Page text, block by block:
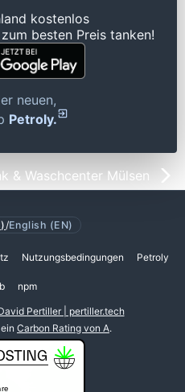
kostenlos
besten Preis tanken!
neuen,
Petroly.
& Waschcenter Mülsen
/English (EN)
Nutzungsbedingungen Petroly
npm
Pertiller | pertiller.tech
Carbon Rating von A.